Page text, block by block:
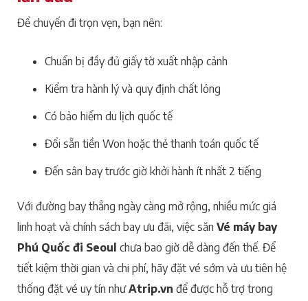
Để chuyến đi trọn vẹn, bạn nên:
Chuẩn bị đầy đủ giấy tờ xuất nhập cảnh
Kiểm tra hành lý và quy định chất lỏng
Có bảo hiểm du lịch quốc tế
Đổi sẵn tiền Won hoặc thẻ thanh toán quốc tế
Đến sân bay trước giờ khởi hành ít nhất 2 tiếng
Với đường bay thẳng ngày càng mở rộng, nhiều mức giá
linh hoạt và chính sách bay ưu đãi, việc săn Vé máy bay
Phú Quốc đi Seoul chưa bao giờ dễ dàng đến thế. Để
tiết kiệm thời gian và chi phí, hãy đặt vé sớm và ưu tiên hệ
thống đặt vé uy tín nhưAtrip.vn để được hỗ trợ trong